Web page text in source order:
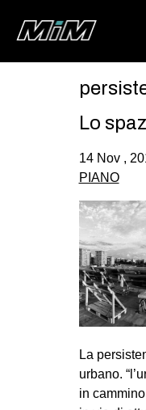
Lo
14 Nov ,
PIANO
La
urbano.
in